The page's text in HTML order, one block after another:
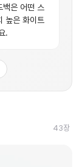
백은 어떤 스
높은 화이트
.
43장